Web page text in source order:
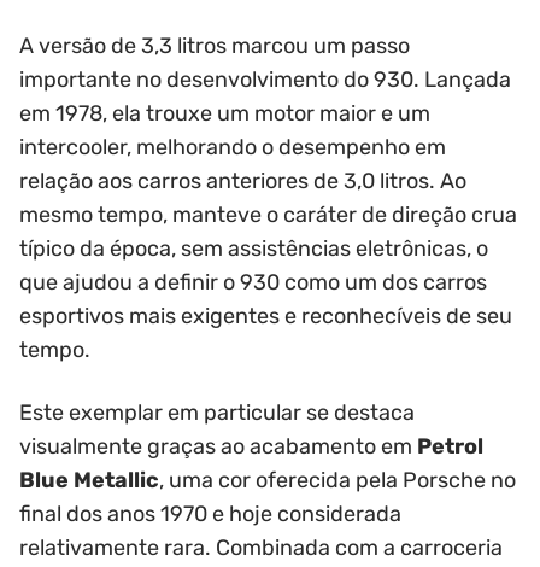
A versão de 3,3 litros marcou um passo
importante no desenvolvimento do 930. Lançada
em 1978, ela trouxe um motor maior e um
intercooler, melhorando o desempenho em
relação aos carros anteriores de 3,0 litros. Ao
mesmo tempo, manteve o caráter de direção crua
típico da época, sem assistências eletrônicas, o
que ajudou a definir o 930 como um dos carros
esportivos mais exigentes e reconhecíveis de seu
tempo.
Este exemplar em particular se destaca
visualmente graças ao acabamento em Petrol
Blue Metallic, uma cor oferecida pela Porsche no
final dos anos 1970 e hoje considerada
relativamente rara. Combinada com a carroceria